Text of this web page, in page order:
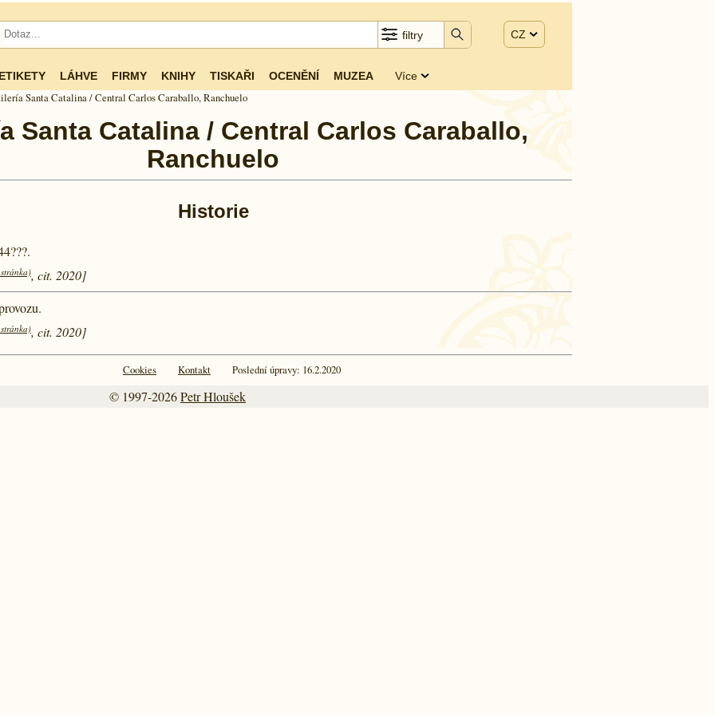
filtry CZ
ETIKETY LÁHVE FIRMY KNIHY TISKAŘI OCENĚNÍ MUZEA Více
Santa Catalina / Central Carlos Caraballo, Ranchuelo
Santa Catalina / Central Carlos Caraballo,
Ranchuelo
Historie
, cit. 2020]
, cit. 2020]
Cookies Kontakt Poslední úpravy: 16.2.2020
© 1997-2026Petr Hloušek